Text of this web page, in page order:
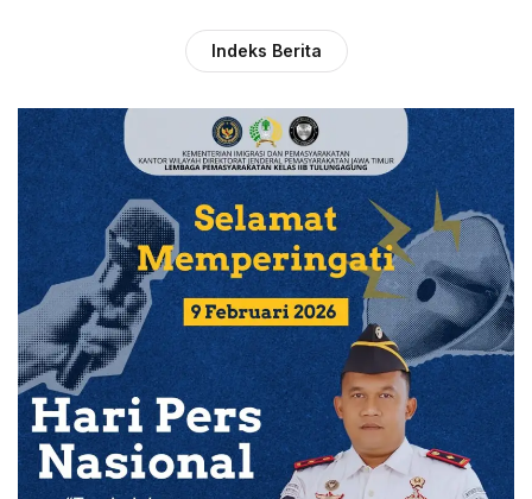
Indeks Berita